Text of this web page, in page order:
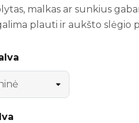
malkas ar sunkius
plauti ir aukšto slėgio